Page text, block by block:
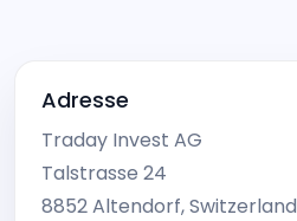
Adresse
Traday Invest AG
Talstrasse 24
8852 Altendorf, Switzerland